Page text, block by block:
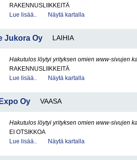
RAKENNUSLIIKKEITÄ
Lue lisää..
Näytä kartalla
Jukora Oy LAIHIA
Hakutulos löytyi yrityksen omien www-sivujen
RAKENNUSLIIKKEITÄ
Lue lisää..
Näytä kartalla
Oy VAASA
Hakutulos löytyi yrityksen omien www-sivujen
EI OTSIKKOA
Lue lisää..
Näytä kartalla